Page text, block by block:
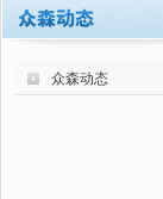
众森动态